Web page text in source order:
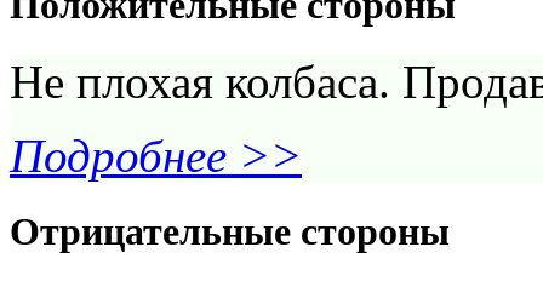
Не плохая колбаса.
Подробнее >>
Отрицательные стороны